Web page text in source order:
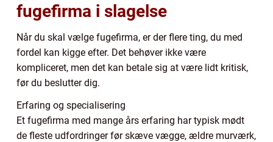
fugefirma i slagelse
Når du skal vælge fugefirma, er der flere ting, du med
fordel kan kigge efter. Det behøver ikke være
kompliceret, men det kan betale sig at være lidt kritisk,
før du beslutter dig.
Erfaring og specialisering
Et fugefirma med mange års erfaring har typisk mødt
de fleste udfordringer før skæve vægge, ældre murværk,